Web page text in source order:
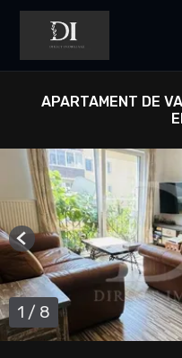
APARTAMENT DE
1 / 8
Previous